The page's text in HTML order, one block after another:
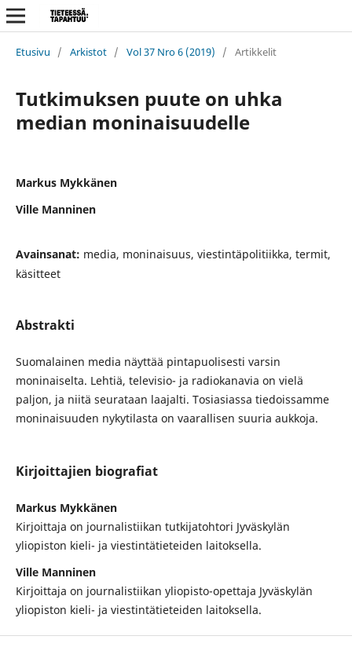
Etusivu / Arkistot / Vol 37 Nro 6 (2019) / Artikkelit
Tutkimuksen puute on uhka
median moninaisuudelle
Markus Mykkänen
Ville Manninen
Avainsanat: media, moninaisuus, viestintäpolitiikka, termit,
käsitteet
Abstrakti
Suomalainen media näyttää pintapuolisesti varsin
moninaiselta. Lehtiä, televisio- ja radiokanavia on vielä
paljon, ja niitä seurataan laajalti. Tosiasiassa tiedoissamme
moninaisuuden nykytilasta on vaarallisen suuria aukkoja.
Kirjoittajien biografiat
Markus Mykkänen
Kirjoittaja on journalistiikan tutkijatohtori Jyväskylän
yliopiston kieli- ja viestintätieteiden laitoksella.
Ville Manninen
Kirjoittaja on journalistiikan yliopisto-opettaja Jyväskylän
yliopiston kieli- ja viestintätieteiden laitoksella.